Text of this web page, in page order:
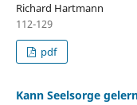
Richard Hartmann
112-129
pdf
Kann Seelsorge